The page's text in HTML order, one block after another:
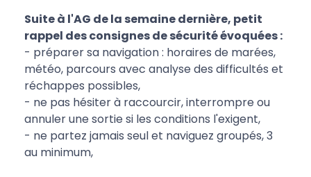
Suite à l'AG de la semaine dernière, petit
rappel des consignes de sécurité évoquées :
- préparer sa navigation : horaires de marées,
météo, parcours avec analyse des difficultés et
réchappes possibles,
- ne pas hésiter à raccourcir, interrompre ou
annuler une sortie si les conditions l'exigent,
- ne partez jamais seul et naviguez groupés, 3
au minimum,